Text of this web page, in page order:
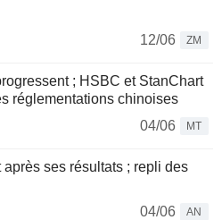
12/06
ZM
; HSBC et StanChart
réglementations chinoises
04/06
MT
ses résultats ; repli des
04/06
AN